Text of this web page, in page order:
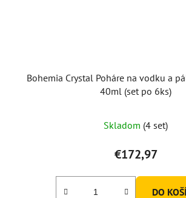
Bohemia Crystal Poháre na vodku a
40ml (set po 6ks)
Skladom (4 set)
€172,97
DO